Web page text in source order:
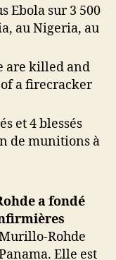
Ebola sur 3 500
au Nigeria, au
are killed and
a firecracker
et 4 blessés
de munitions à
a fondé
Rohde
Elle est